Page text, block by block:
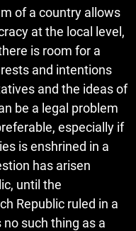
of a country allows
at the local level,
is room for a
and intentions
and the ideas of
be a legal problem
especially if
is enshrined in a
has arisen
until the
Republic ruled in a
such thing as a